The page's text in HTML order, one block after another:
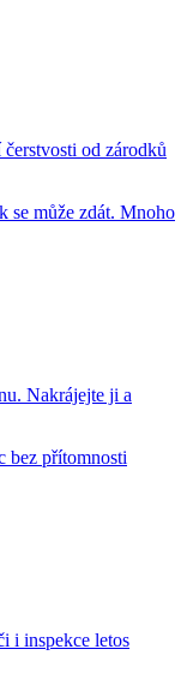
od zárodků
se může zdát. Mnoho
Nakrájejte ji a
bez přítomnosti
i inspekce letos